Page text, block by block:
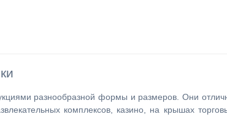
разнообразной формы и размеров. Они
комплексов, казино, на крышах